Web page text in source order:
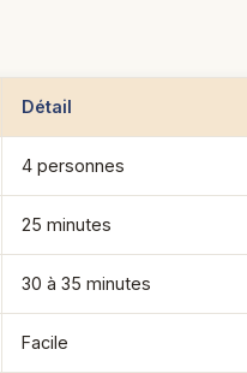
Détail
4 personnes
25 minutes
30 à 35 minutes
Facile